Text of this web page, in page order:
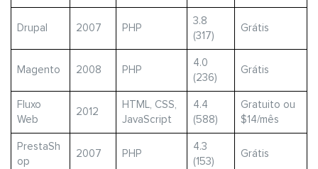
Drupal 2007 PHP
3.8
(317)
Grátis
Magento 2008 PHP
4.0
(236)
Grátis
Fluxo
Web
2012
HTML, CSS,
JavaScript
4.4
(588)
Gratuito ou
$14/mês
PrestaSh
op
2007 PHP
4.3
(153)
Grátis